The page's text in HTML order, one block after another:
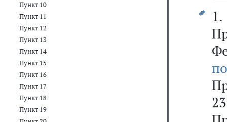
Пункт 10
Пункт 11
Пункт 12
Пункт 13
Пункт 14
Пункт 15
Пункт 16
Пункт 17
Пункт 18
Пункт 19